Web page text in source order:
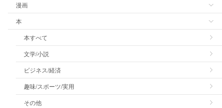
漫画
本
本すべて
文学/小説
ビジネス/経済
趣味/スポーツ/実用
その他